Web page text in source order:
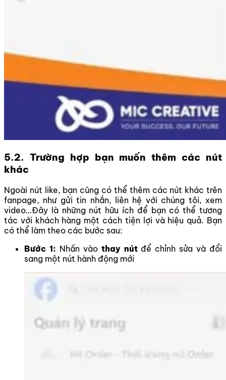
5.2. Trường hợp bạn muốn thêm các nút
khác
Ngoài nút like, bạn cũng có thể thêm các nút khác trên
fanpage, như gửi tin nhắn, liên hệ với chúng tôi, xem
video…Đây là những nút hữu ích để bạn có thể tương
tác với khách hàng một cách tiện lợi và hiệu quả. Bạn
có thể làm theo các bước sau:
Bước 1: Nhấn vàothay nútđể chỉnh sửa và đổi
sang một nút hành động mới